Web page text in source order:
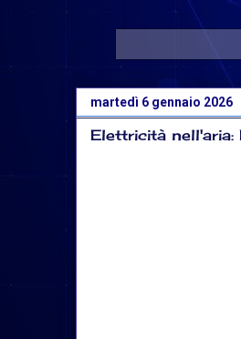
martedì 6 gennaio 2026
Elettricità